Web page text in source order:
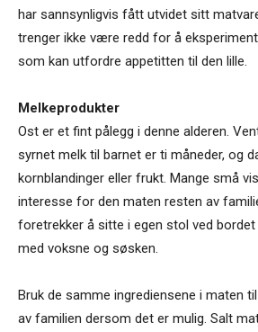
har sannsynligvis fått utvidet sitt
trenger ikke være redd for å
som kan utfordre appetitten til den lille.
Melkeprodukter
Ost er et fint pålegg i denne alderen.
syrnet melk til barnet er ti måneder, og
kornblandinger eller frukt. Mange små
interesse for den maten resten av
foretrekker å sitte i egen stol ved
med voksne og søsken.
Bruk de samme ingrediensene i maten
av familien dersom det er mulig. Salt